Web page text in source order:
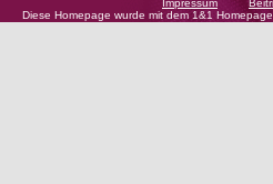
Impressum
Diese Homepage wurde mit dem 1&1